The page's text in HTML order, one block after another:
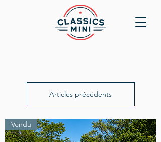
Articles précédents
Vendu